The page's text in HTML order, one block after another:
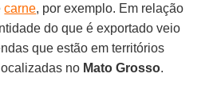
carne, por exemplo. Em relação
do que é exportado veio
que estão em territórios
no Mato Grosso.